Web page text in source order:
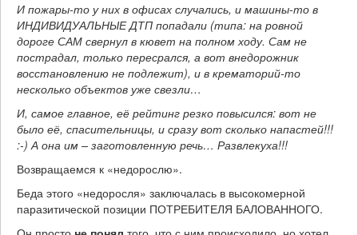
И пожары-то у них в офисах случались, и машины-то в
ИНДИВИДУАЛЬНЫЕ ДТП попадали (типа: на ровной
дороге САМ свернул в кювет на полном ходу. Сам не
пострадал, только пересрался, а вот внедорожник
восстановлению не подлежит), и в крематорий-то
несколько объектов уже свезли…
И, самое главное, её рейтинг резко повысился: вот не
было её, спасительницы, и сразу вот сколько напастей!!!
:-) А она им – заготовленную речь… Развлекуха!!!
Возвращаемся к «недорослю».
Беда этого «недоросля» заключалась в высокомерной
паразитической позиции ПОТРЕБИТЕЛЯ БАЛОВАННОГО.